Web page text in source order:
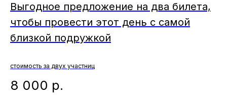
Выгодное предложение на два билета,
чтобы провести этот день с самой
близкой подружкой
стоимость за двух участниц
8 000 р.